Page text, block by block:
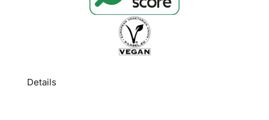
Details